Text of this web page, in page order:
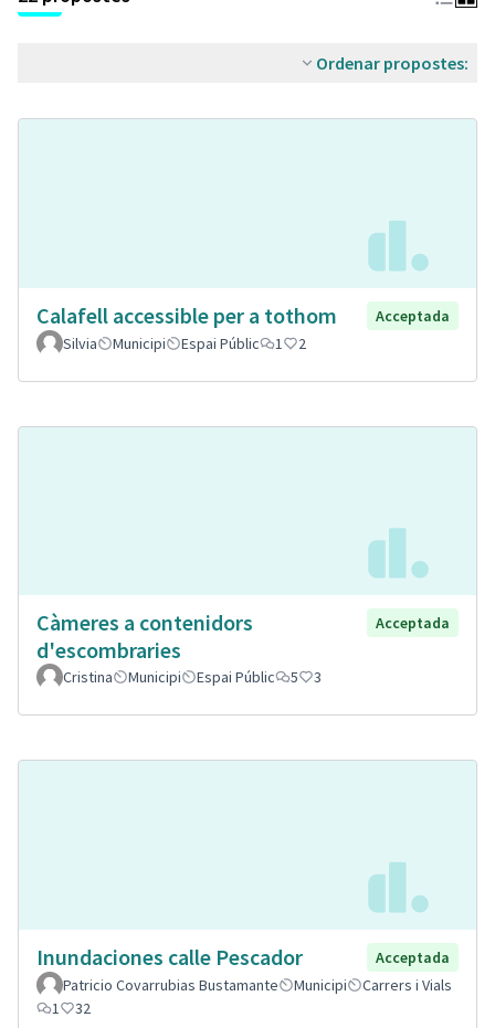
Ordenar propostes:
Calafell accessible per a tothom
Acceptada
Silvia
Municipi Espai Públic 1 2
Càmeres a contenidors
d'escombraries
Acceptada
Cristina Municipi Espai Públic 5 3
Inundaciones calle Pescador
Acceptada
Patricio Covarrubias Bustamante
Municipi
Carrers i Vials
1
32